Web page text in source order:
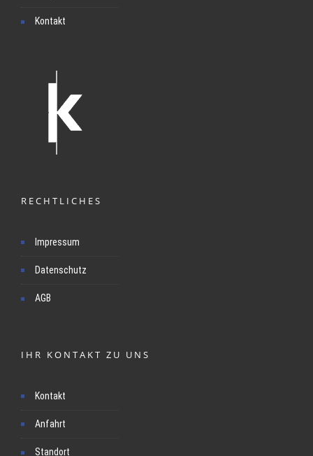
Kontakt
RECHTLICHES
Impressum
Datenschutz
AGB
IHR KONTAKT ZU UNS
Kontakt
Anfahrt
Standort